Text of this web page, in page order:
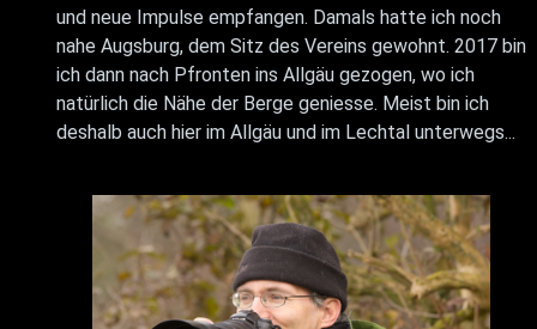
und neue Impulse empfangen. Damals hatte ich noch
nahe Augsburg, dem Sitz des Vereins gewohnt. 2017 bin
ich dann nach Pfronten ins Allgäu gezogen, wo ich
natürlich die Nähe der Berge geniesse. Meist bin ich
deshalb auch hier im Allgäu und im Lechtal unterwegs...